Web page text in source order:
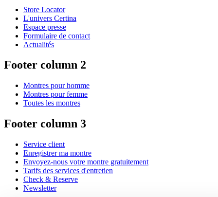
Store Locator
L'univers Certina
Espace presse
Formulaire de contact
Actualités
Footer column 2
Montres pour homme
Montres pour femme
Toutes les montres
Footer column 3
Service client
Enregistrer ma montre
Envoyez-nous votre montre gratuitement
Tarifs des services d'entretien
Check & Reserve
Newsletter